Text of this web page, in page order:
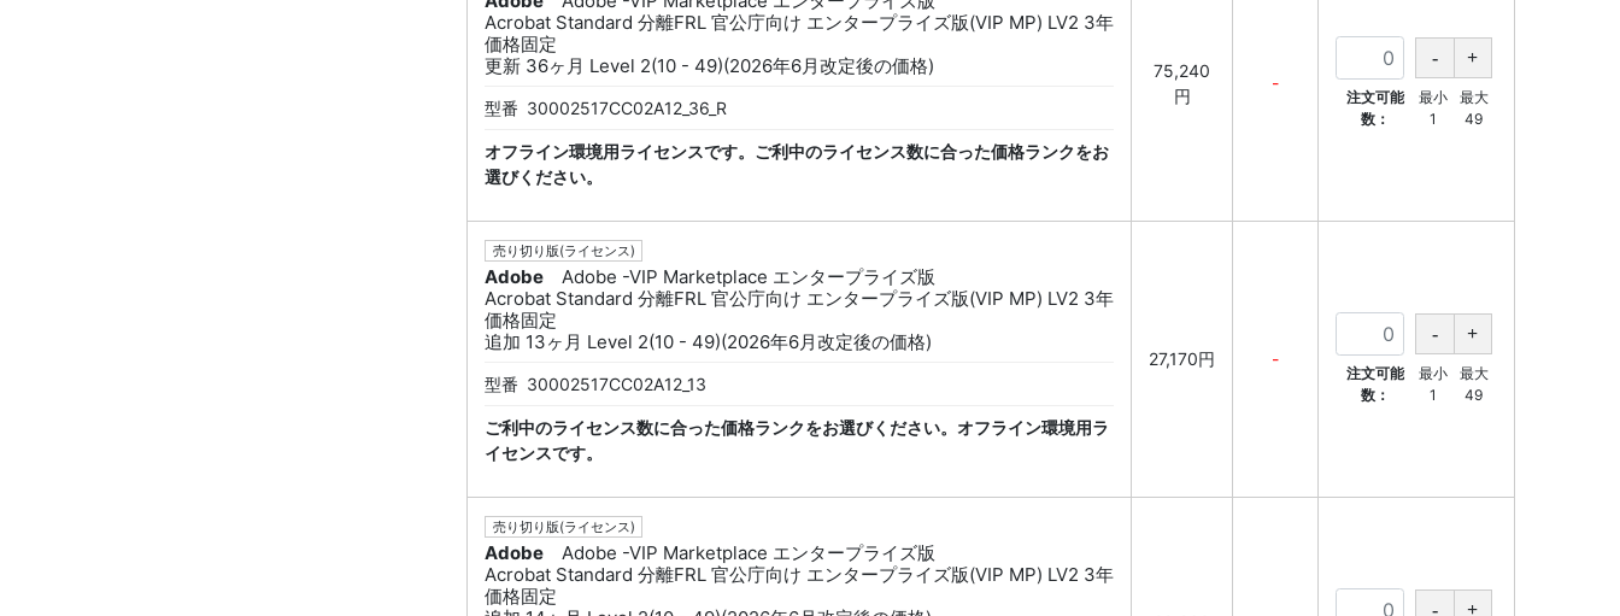
Acrobat Standard 分離FRL 官公庁向け エンタープライズ版(VIP MP) LV2 3年
価格固定
更新 36ヶ月 Level 2(10 - 49)(2026年6月改定後の価格)
型番 30002517CC02A12_36_R
オフライン環境用ライセンスです。ご利中のライセンス数に合った価格ランクをお
選びください。
75,240
円
-
注文可能
数：
最小
1
最大
49
売り切り版(ライセンス)
Adobe
Adobe -VIP Marketplace エンタープライズ版
Acrobat Standard 分離FRL 官公庁向け エンタープライズ版(VIP MP) LV2 3年
価格固定
追加 13ヶ月 Level 2(10 - 49)(2026年6月改定後の価格)
型番 30002517CC02A12_13
ご利中のライセンス数に合った価格ランクをお選びください。オフライン環境用ラ
イセンスです。
27,170円 -
注文可能
数：
最小
1
最大
49
売り切り版(ライセンス)
Adobe
Adobe -VIP Marketplace エンタープライズ版
Acrobat Standard 分離FRL 官公庁向け エンタープライズ版(VIP MP) LV2 3年
価格固定